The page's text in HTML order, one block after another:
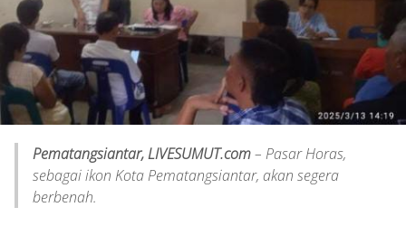
Pematangsiantar, LIVESUMUT.com– Pasar Horas,
sebagai ikon Kota Pematangsiantar, akan segera
berbenah.